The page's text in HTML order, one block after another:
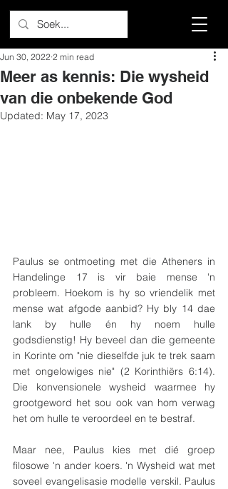
Meer as kennis: Die wysheid
van die onbekende God
Jun 30, 2022 2 min read
Updated: May 17, 2023
Paulus se ontmoeting met die Atheners in
Handelinge 17 is vir baie mense 'n
probleem. Hoekom is hy so vriendelik met
mense wat afgode aanbid? Hy bly 14 dae
lank by hulle én hy noem hulle
godsdienstig! Hy beveel dan die gemeente
in Korinte om "nie dieselfde juk te trek saam
met ongelowiges nie" (2 Korinthiërs 6:14).
Die konvensionele wysheid waarmee hy
grootgeword het sou ook van hom verwag
het om hulle te veroordeel en te bestraf.
Maar nee, Paulus kies met dié groep
filosowe 'n ander koers. 'n Wysheid wat met
soveel evangelisasie modelle verskil. Paulus